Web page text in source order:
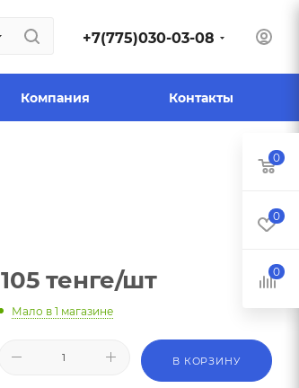
+7(775)030-03-08
Компания Контакты
105 тенге/шт
Мало в 1 магазине
В КОРЗИНУ
0
0
0